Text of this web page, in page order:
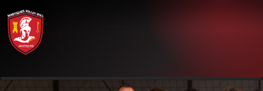
Panneau de gestion des cookies